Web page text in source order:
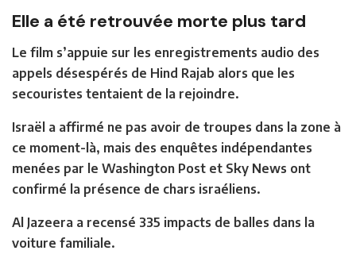
Elle a été retrouvée morte plus tard
Le film s’appuie sur les enregistrements audio des
appels désespérés de Hind Rajab alors que les
secouristes tentaient de la rejoindre.
Israël a affirmé ne pas avoir de troupes dans la zone à
ce moment-là, mais des enquêtes indépendantes
menées par le Washington Post et Sky News ont
confirmé la présence de chars israéliens.
Al Jazeera a recensé 335 impacts de balles dans la
voiture familiale.